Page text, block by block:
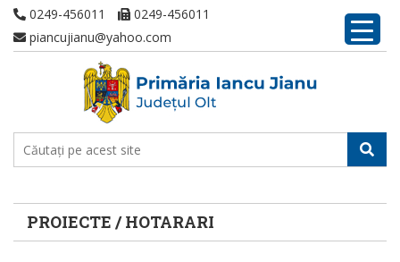
0249-456011
0249-456011
piancujianu@yahoo.com
PROIECTE / HOTARARI